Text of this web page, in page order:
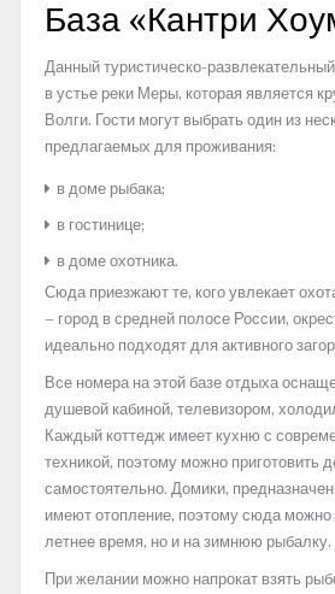
База «Кантри
Данный туристическо-
в устье реки Меры, которая является
Волги. Гости могут выбрать один из
предлагаемых для проживания:
в доме рыбака;
в гостинице;
в доме охотника.
Сюда приезжают те, кого увлекает
– город в средней полосе России,
идеально подходят для активного
Все номера на этой базе отдыха
душевой кабиной, телевизором,
Каждый коттедж имеет кухню с
техникой, поэтому можно приготовить
самостоятельно. Домики,
имеют отопление, поэтому сюда можно
летнее время, но и на зимнюю рыбалку.
При желании можно напрокат взять